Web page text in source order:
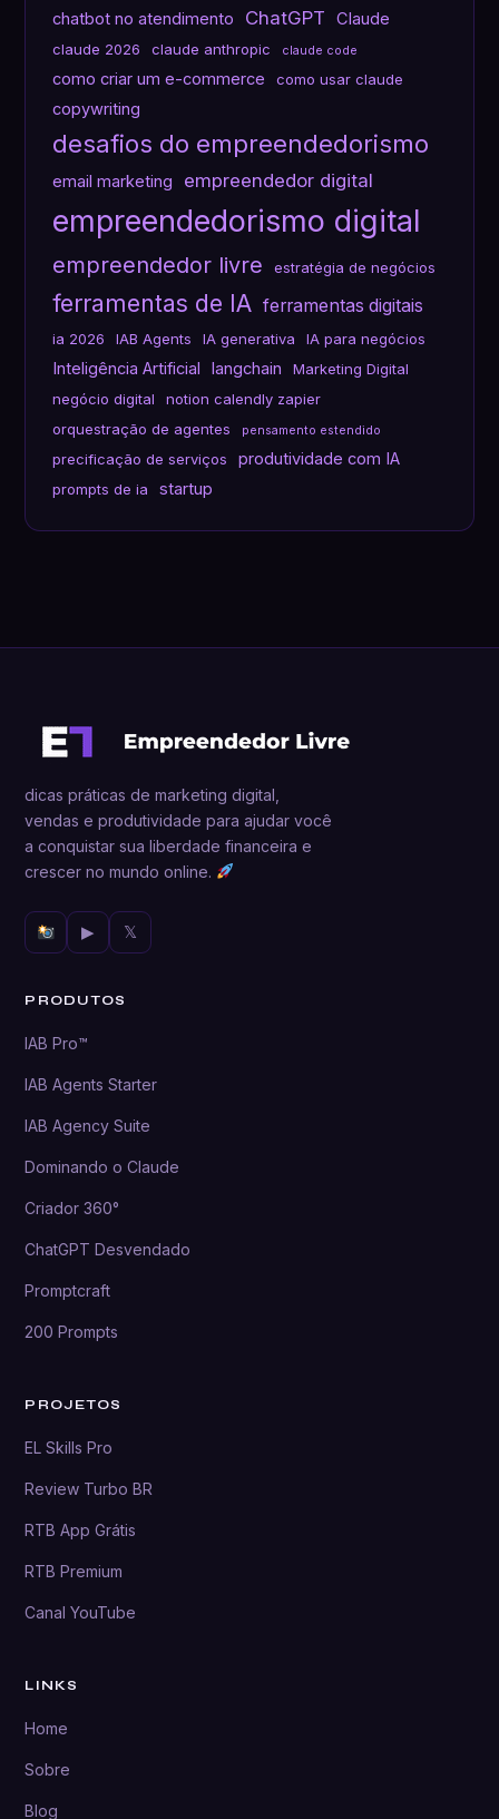
chatbot no atendimento ChatGPT Claude
claude 2026 claude anthropic claude code
como criar um e-commerce como usar claude
copywriting
desafios do empreendedorismo
email marketing empreendedor digital
empreendedorismo digital
empreendedor livre estratégia de negócios
ferramentas de IA ferramentas digitais
ia 2026 IAB Agents IA generativa IA para negócios
Inteligência Artificial langchain
Marketing Digital
negócio digital
notion calendly zapier
orquestração de agentes
pensamento estendido
precificação de serviços produtividade com IA
prompts de ia startup
dicas práticas de marketing digital,
vendas e produtividade para ajudar você
a conquistar sua liberdade financeira e
crescer no mundo online.
▶ 𝕏
PRODUTOS
IAB Pro™
IAB Agents Starter
IAB Agency Suite
Dominando o Claude
Criador 360°
ChatGPT Desvendado
Promptcraft
200 Prompts
PROJETOS
EL Skills Pro
Review Turbo BR
RTB App Grátis
RTB Premium
Canal YouTube
LINKS
Home
Sobre
Blog